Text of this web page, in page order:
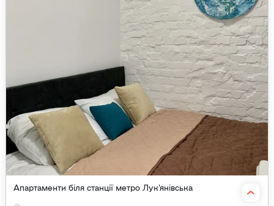
Апартаменти біля станції метро Лук'янівська